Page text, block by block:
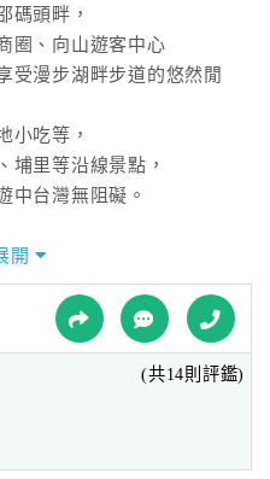
碼頭畔，
圈、向山遊客中心
受漫步湖畔步道的悠然閒
小吃等，
埔里等沿線景點，
中台灣無阻礙。
築，營造出溫馨典雅的氛
的暢遊日月潭。
盡情洗滌旅後的疲勞，
並投保了公共意外責任險，
障。
開
(共14則評鑑)